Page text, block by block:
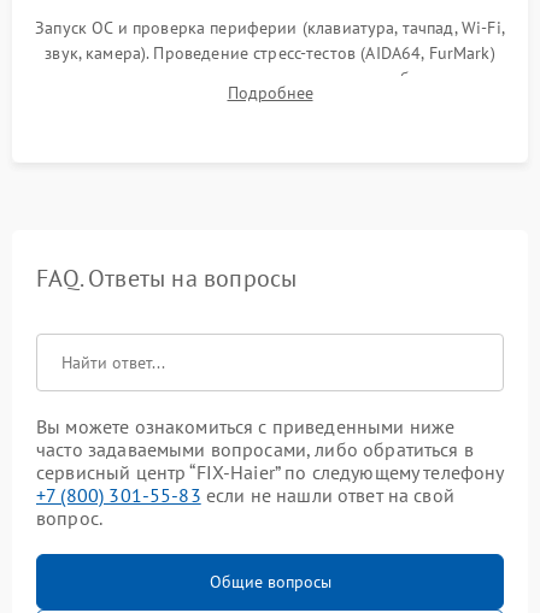
Запуск ОС и проверка периферии (клавиатура, тачпад, Wi-Fi,
звук, камера). Проведение стресс-тестов (AIDA64, FurMark)
для контроля температурного режима и стабильности
системы под пиковой нагрузкой.
Подробнее
FAQ. Ответы на вопросы
Вы можете ознакомиться с приведенными ниже
часто задаваемыми вопросами, либо обратиться в
сервисный центр “FIX-Haier” по следующему телефону
+7 (800) 301-55-83 если не нашли ответ на свой
вопрос.
Общие вопросы